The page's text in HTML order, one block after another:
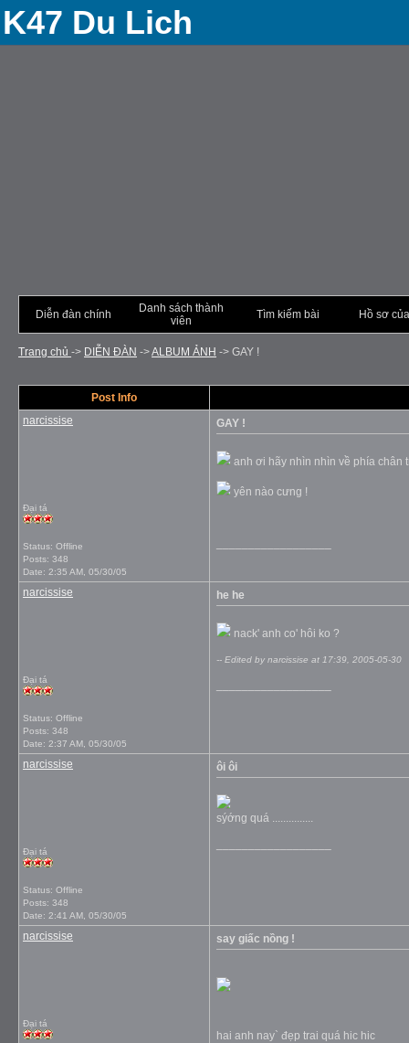
K47 Du Lich
Diễn đàn chính
Danh sách thành
viên
Tìm kiếm bài Hồ sơ
Trang chủ -> DIỄN ÐÀN ->ALBUM ẢNH -> GAY !
Post Info
narcissise
Đại tá
Status: Offline
Posts: 348
Date: 2:35 AM, 05/30/05
GAY !
anh ơi hãy nhìn nhìn về phía chân
yên nào cưng !
narcissise
Đại tá
Status: Offline
Posts: 348
Date: 2:37 AM, 05/30/05
he he
nack' anh co' hôi ko ?
-- Edited by narcissise at 17:39, 2005-05-30
narcissise
Đại tá
Status: Offline
Posts: 348
Date: 2:41 AM, 05/30/05
ôi ôi
sýớng quá ...............
narcissise
Đại tá
say giấc nồng !
hai anh nay` đẹp trai quá hic hic